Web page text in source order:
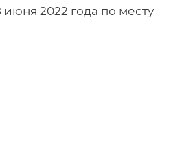
июня 2022 года по месту